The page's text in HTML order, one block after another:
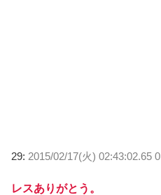
29: 2015/02/17(火) 02:43:02.65 0
レスありがとう。